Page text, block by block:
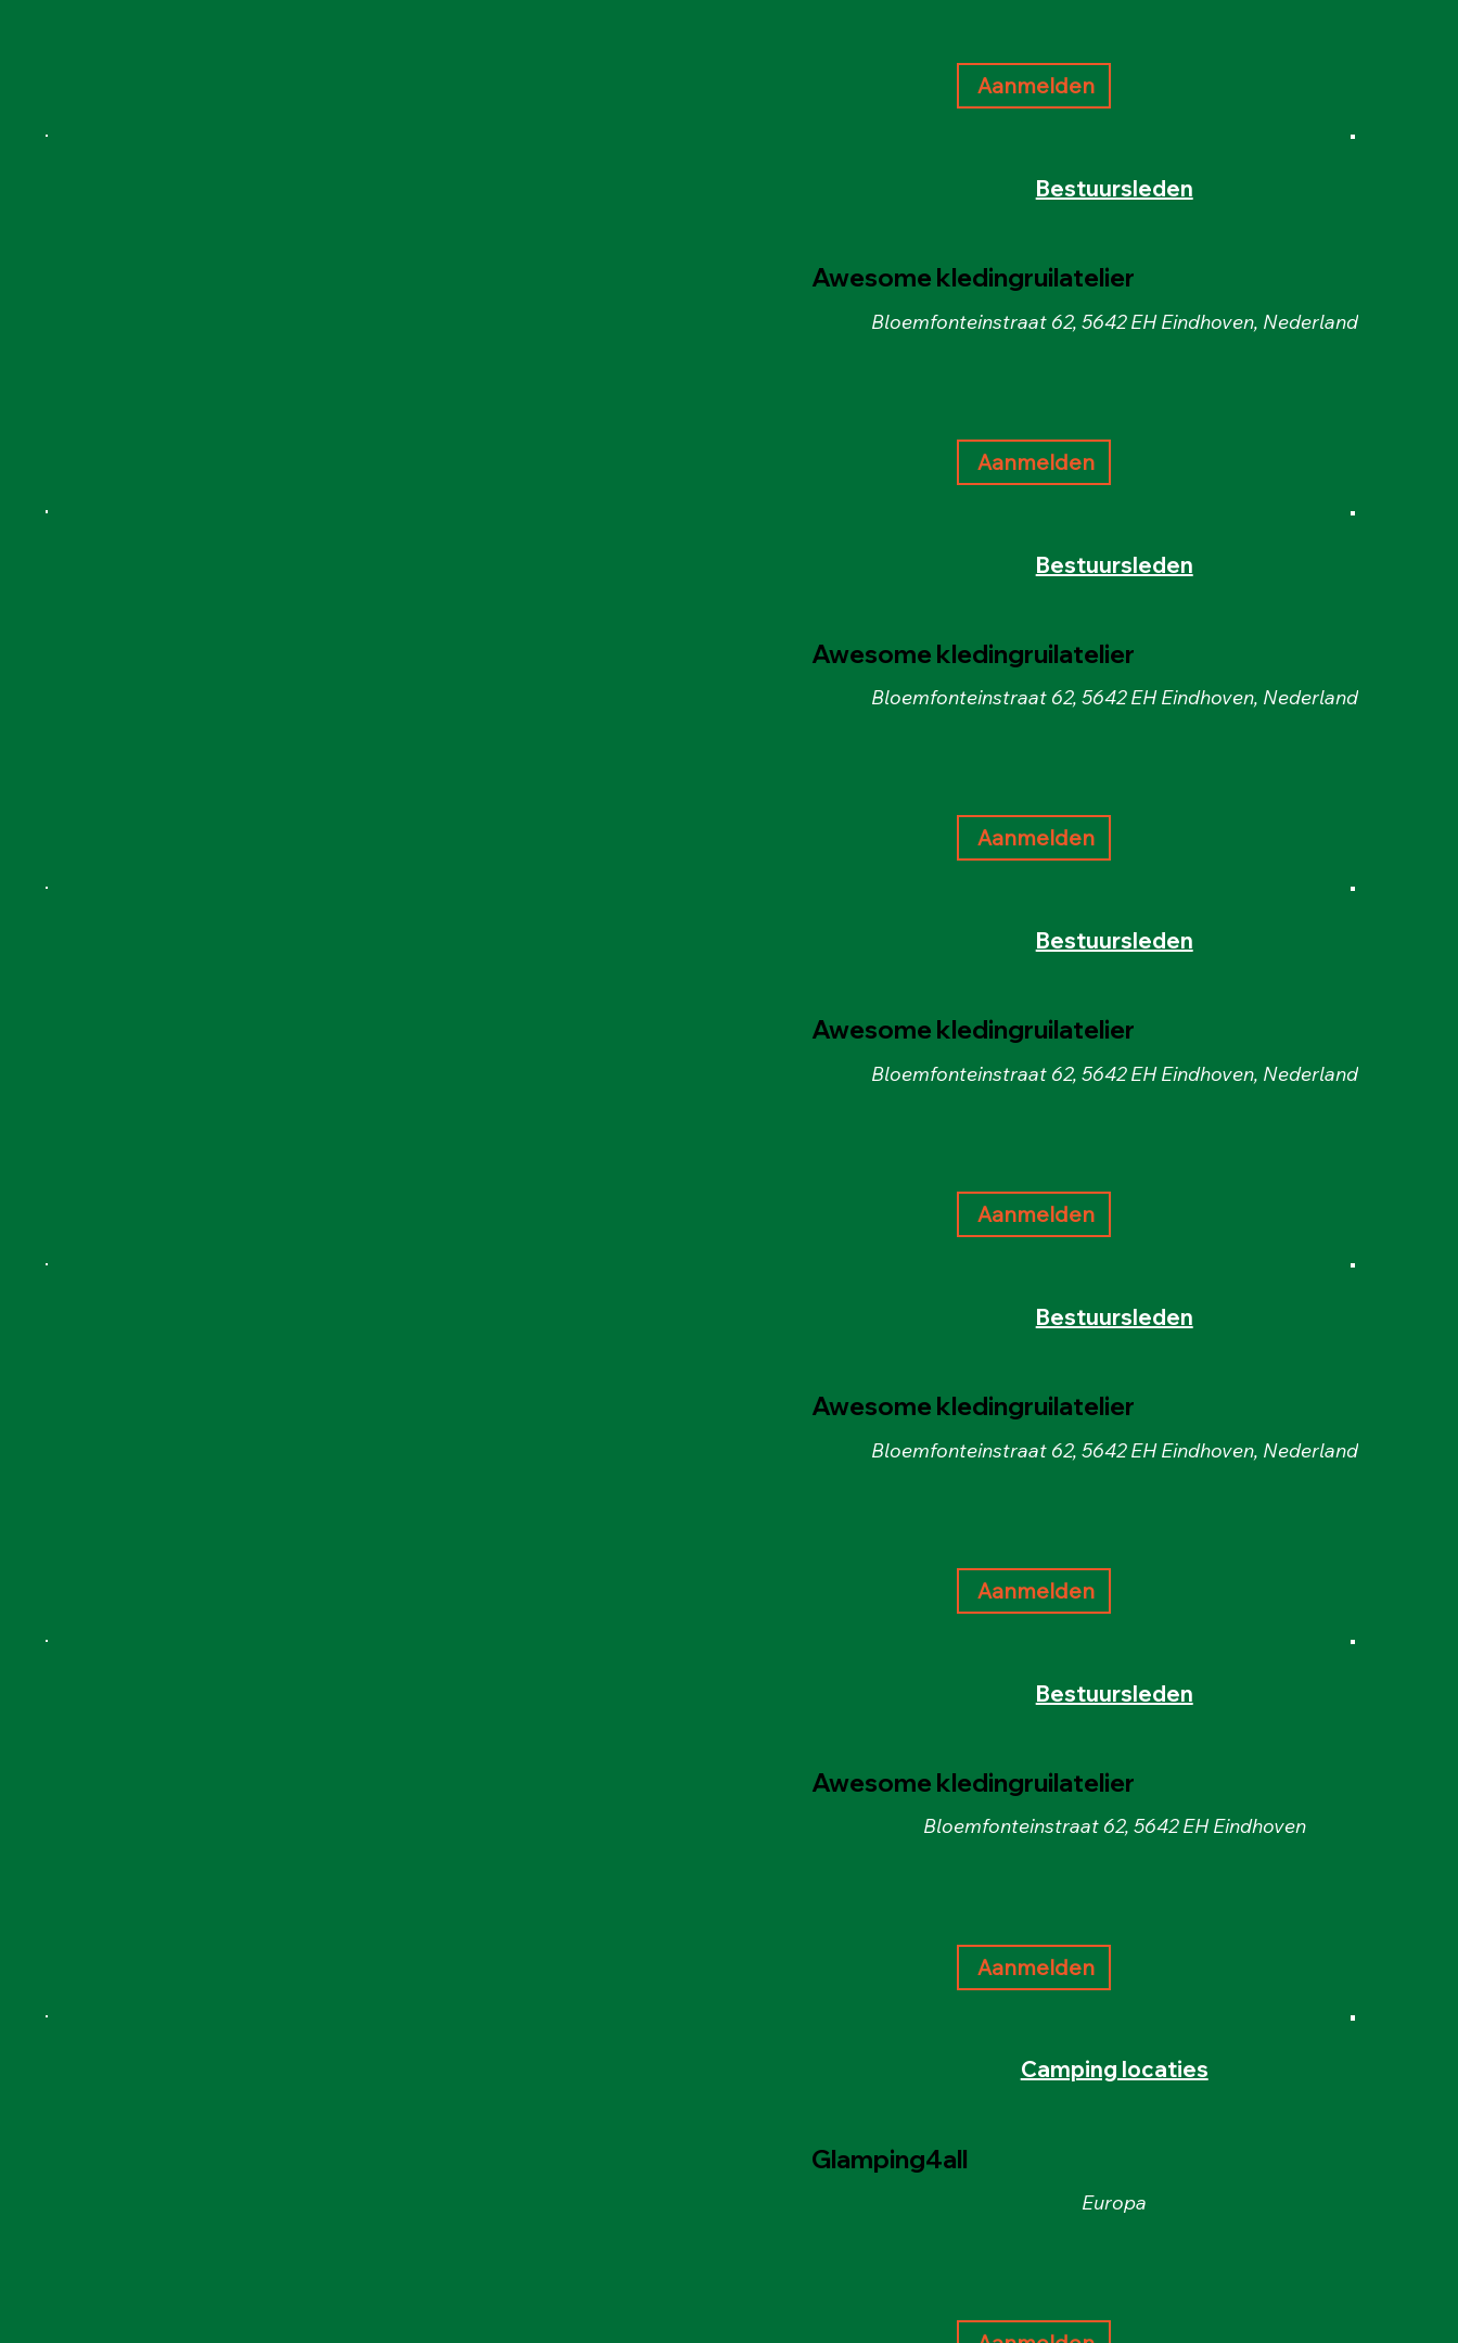
Aanmelden
Bestuursleden
Awesome kledingruilatelier
Bloemfonteinstraat 62, 5642 EH Eindhoven, Nederland
Aanmelden
Bestuursleden
Awesome kledingruilatelier
Bloemfonteinstraat 62, 5642 EH Eindhoven, Nederland
Aanmelden
Bestuursleden
Awesome kledingruilatelier
Bloemfonteinstraat 62, 5642 EH Eindhoven, Nederland
Aanmelden
Bestuursleden
Awesome kledingruilatelier
Bloemfonteinstraat 62, 5642 EH Eindhoven, Nederland
Aanmelden
Bestuursleden
Awesome kledingruilatelier
Bloemfonteinstraat 62, 5642 EH Eindhoven
Aanmelden
Camping locaties
Glamping4all
Europa